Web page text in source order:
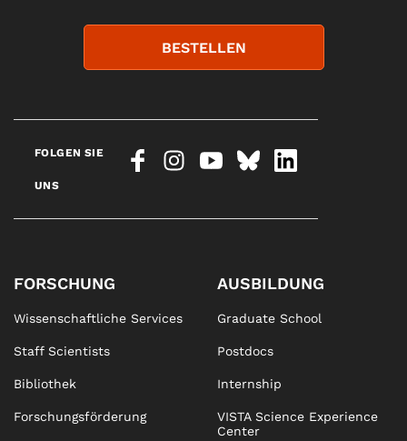
BESTELLEN
FOLGEN SIE
UNS
FORSCHUNG
Wissenschaftliche Services
Staff Scientists
Bibliothek
Forschungsförderung
AUSBILDUNG
Graduate School
Postdocs
Internship
VISTA Science Experience
Center